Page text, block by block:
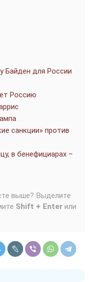
Байден для России
Россию
санкции» против
в бенефициарах –
выше? Выделите
Shift + Enter или